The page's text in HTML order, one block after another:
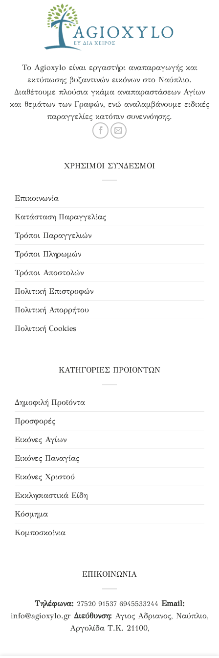
Το Agioxylo είναι εργαστήρι αναπαραγωγής και
εκτύπωσης βυζαντινών εικόνων στο Ναύπλιο.
Διαθέτουμε πλούσια γκάμα αναπαραστάσεων Αγίων
και θεμάτων των Γραφών, ενώ αναλαμβάνουμε ειδικές
παραγγελίες κατόπιν συνεννόησης.
ΧΡΗΣΙΜΟΙ ΣΥΝΔΕΣΜΟΙ
Επικοινωνία
Κατάσταση Παραγγελίας
Τρόποι Παραγγελιών
Τρόποι Πληρωμών
Τρόποι Αποστολών
Πολιτική Επιστροφών
Πολιτική Απορρήτου
Πολιτική Cookies
ΚΑΤΗΓΟΡΙΕΣ ΠΡΟΙΟΝΤΩΝ
Δημοφιλή Προϊόντα
Προσφορές
Εικόνες Αγίων
Εικόνες Παναγίας
Εικόνες Χριστού
Εκκλησιαστικά Είδη
Κόσμημα
Κομποσκοίνια
ΕΠΙΚΟΙΝΩΝΙΑ
Τηλέφωνα: 27520 91537 6945533244 Email:
info@agioxylo.gr Διεύθυνση: Αγιος Αδριανος, Ναύπλιο,
Αργολίδα Τ.Κ. 21100,